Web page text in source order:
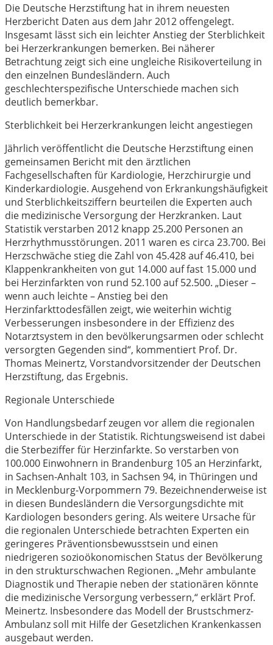
Die Deutsche Herzstiftung hat in ihrem neuesten
Herzbericht Daten aus dem Jahr 2012 offengelegt.
Insgesamt lässt sich ein leichter Anstieg der Sterblichkeit
bei Herzerkrankungen bemerken. Bei näherer
Betrachtung zeigt sich eine ungleiche Risikoverteilung in
den einzelnen Bundesländern. Auch
geschlechterspezifische Unterschiede machen sich
deutlich bemerkbar.
Sterblichkeit bei Herzerkrankungen leicht angestiegen
Jährlich veröffentlicht die Deutsche Herzstiftung einen
gemeinsamen Bericht mit den ärztlichen
Fachgesellschaften für Kardiologie, Herzchirurgie und
Kinderkardiologie. Ausgehend von Erkrankungshäufigkeit
und Sterblichkeitsziffern beurteilen die Experten auch
die medizinische Versorgung der Herzkranken. Laut
Statistik verstarben 2012 knapp 25.200 Personen an
Herzrhythmusstörungen. 2011 waren es circa 23.700. Bei
Herzschwäche stieg die Zahl von 45.428 auf 46.410, bei
Klappenkrankheiten von gut 14.000 auf fast 15.000 und
bei Herzinfarkten von rund 52.100 auf 52.500. „Dieser –
wenn auch leichte – Anstieg bei den
Herzinfarkttodesfällen zeigt, wie weiterhin wichtig
Verbesserungen insbesondere in der Effizienz des
Notarztsystem in den bevölkerungsarmen oder schlecht
versorgten Gegenden sind“, kommentiert Prof. Dr.
Thomas Meinertz, Vorstandvorsitzender der Deutschen
Herzstiftung, das Ergebnis.
Regionale Unterschiede
Von Handlungsbedarf zeugen vor allem die regionalen
Unterschiede in der Statistik. Richtungsweisend ist dabei
die Sterbeziffer für Herzinfarkte. So verstarben von
100.000 Einwohnern in Brandenburg 105 an Herzinfarkt,
in Sachsen-Anhalt 103, in Sachsen 94, in Thüringen und
in Mecklenburg-Vorpommern 79. Bezeichnenderweise ist
in diesen Bundesländern die Versorgungsdichte mit
Kardiologen besonders gering. Als weitere Ursache für
die regionalen Unterschiede betrachten Experten ein
geringeres Präventionsbewusstsein und einen
niedrigeren sozioökonomischen Status der Bevölkerung
in den strukturschwachen Regionen. „Mehr ambulante
Diagnostik und Therapie neben der stationären könnte
die medizinische Versorgung verbessern,“ erklärt Prof.
Meinertz. Insbesondere das Modell der Brustschmerz-
Ambulanz soll mit Hilfe der Gesetzlichen Krankenkassen
ausgebaut werden.